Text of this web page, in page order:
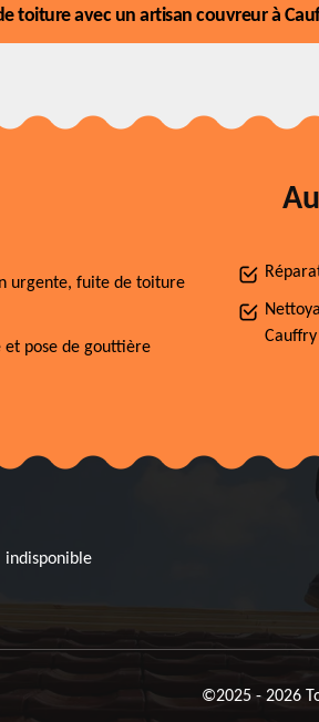
toiture avec un artisan couvreur à
urgente, fuite de toiture
et pose de gouttière
Cauffry
indisponible
©2025 - 2026